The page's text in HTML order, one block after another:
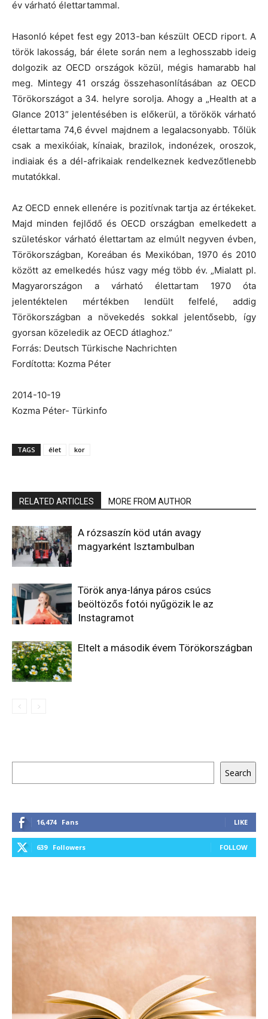
év várható élettartammal.
Hasonló képet fest egy 2013-ban készült OECD riport. A
török lakosság, bár élete során nem a leghosszabb ideig
dolgozik az OECD országok közül, mégis hamarabb hal
meg. Mintegy 41 ország összehasonlításában az OECD
Törökországot a 34. helyre sorolja. Ahogy a „Health at a
Glance 2013” jelentésében is előkerül, a törökök várható
élettartama 74,6 évvel majdnem a legalacsonyabb. Tőlük
csak a mexikóiak, kínaiak, brazilok, indonézek, oroszok,
indiaiak és a dél-afrikaiak rendelkeznek kedvezőtlenebb
mutatókkal.
Az OECD ennek ellenére is pozitívnak tartja az értékeket.
Majd minden fejlődő és OECD országban emelkedett a
születéskor várható élettartam az elmúlt negyven évben,
Törökországban, Koreában és Mexikóban, 1970 és 2010
között az emelkedés húsz vagy még több év. „Mialatt pl.
Magyarországon a várható élettartam 1970 óta
jelentéktelen mértékben lendült felfelé, addig
Törökországban a növekedés sokkal jelentősebb, így
gyorsan közeledik az OECD átlaghoz.”
Forrás: Deutsch Türkische Nachrichten
Fordította: Kozma Péter
2014-10-19
Kozma Péter- Türkinfo
TAGS élet kor
RELATED ARTICLES MORE FROM AUTHOR
A rózsaszín köd után avagy
magyarként Isztambulban
Török anya-lánya páros csúcs
beöltözős fotói nyűgözik le az
Instagramot
Eltelt a második évem Törökországban
Search
16,474 Fans LIKE
639 Followers FOLLOW